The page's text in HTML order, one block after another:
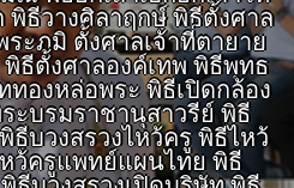
ธีวางศิลาฤกษ์ พิธีตั้งศาล
ะภูมิ ตั้งศาลเจ้าที่ตายาย
ธีตั้งศาลองค์เทพ พิธีพุทธ
ทองหล่อพระ พิธีเปิดกล้อง
ะบรมราชานุสาวรีย์ พิธี
ธีบวงสรวงไหว้ครู พิธีไหว้
ว้ครูแพทย์แผนไทย พิธี